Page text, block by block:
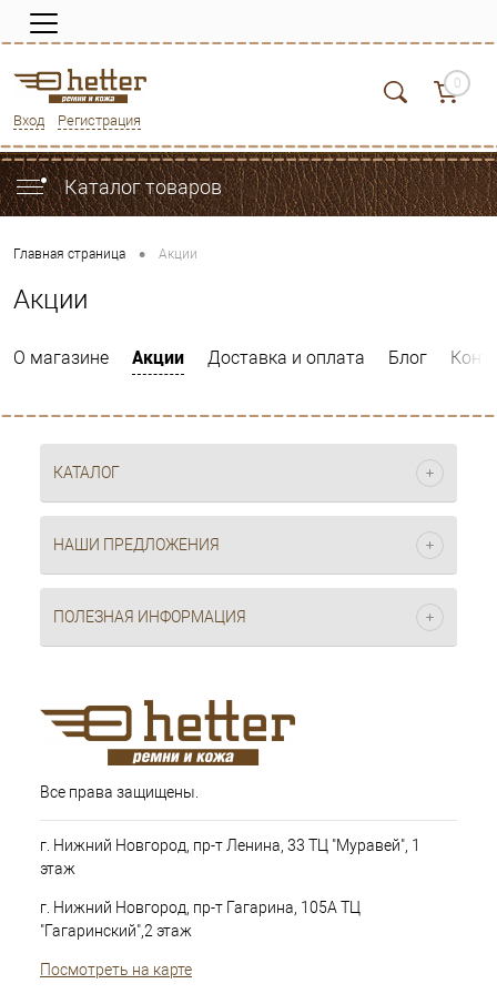
Вход Регистрация
0
Каталог товаров
Главная страница • Акции
Акции
О магазине Акции Доставка и оплата Блог
КАТАЛОГ
НАШИ ПРЕДЛОЖЕНИЯ
ПОЛЕЗНАЯ ИНФОРМАЦИЯ
Все права защищены.
г. Нижний Новгород, пр-т Ленина, 33 ТЦ "Муравей", 1
этаж
г. Нижний Новгород, пр-т Гагарина, 105А ТЦ
"Гагаринский",2 этаж
Посмотреть на карте